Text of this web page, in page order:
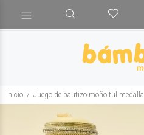
Inicio Juego de bautizo moño tul